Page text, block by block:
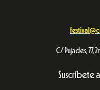
C/ Pujades,
Suscríbete